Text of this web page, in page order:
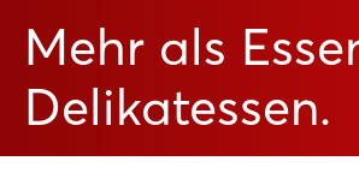
Mehr als
Delikatessen.